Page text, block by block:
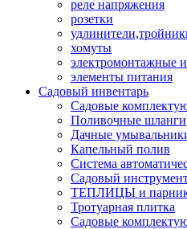
реле напряжения
розетки
хомуты
электромонтажные
элементы питания
Садовый инвентарь
Садовые
Поливочные шланги
Дачные
Капельный полив
Система
Садовый
ТЕПЛИЦЫ и
Тротуарная плитка
Садовые